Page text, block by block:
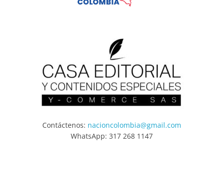
Contáctenos: nacioncolombia@gmail.com
WhatsApp: 317 268 1147